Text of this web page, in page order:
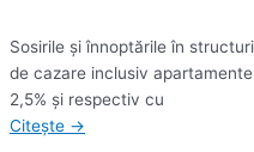
Sosirile şi înnoptările în
de cazare inclusiv
2,5% şi respectiv cu
Citește →